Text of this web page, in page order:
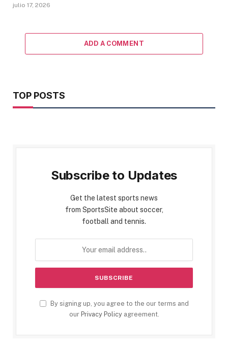
julio 17, 2026
ADD A COMMENT
TOP POSTS
Subscribe to Updates
Get the latest sports news
from SportsSite about soccer,
football and tennis.
By signing up, you agree to the our terms and
our Privacy Policyagreement.